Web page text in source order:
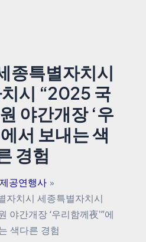
종특별자치시
시 “2025 국
야간개장 ‘우
서 보내는 색
경험
공연행사
자치시 세종특별자치시
야간개장 ‘우리함께夜'”에
색다른 경험